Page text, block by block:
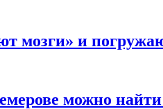
мозги» и
можно